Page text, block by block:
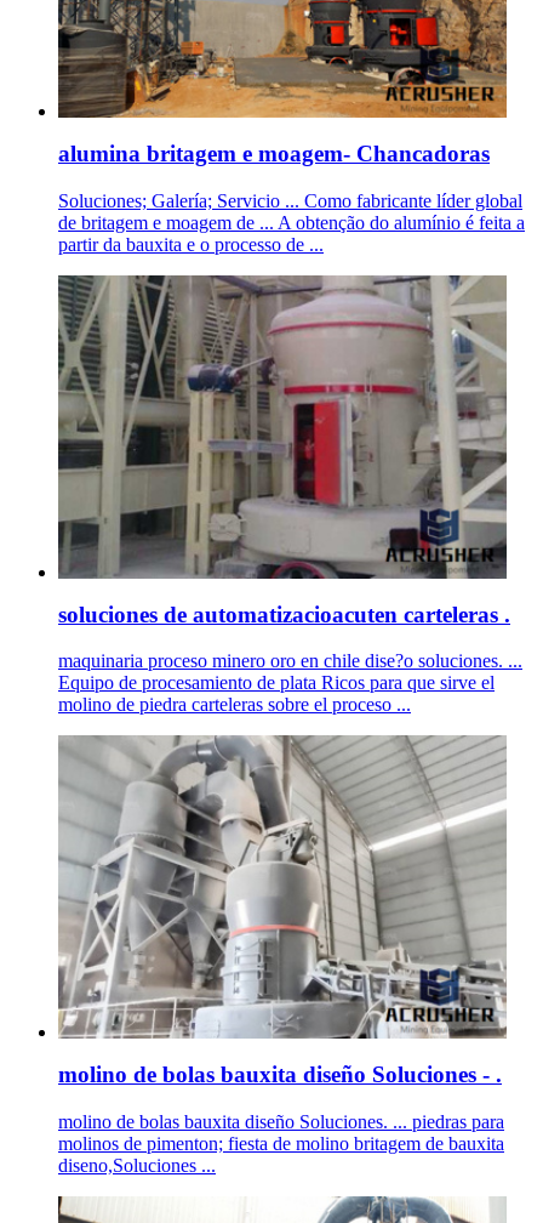
alumina britagem e moagem- Chancadoras
Soluciones; Galería; Servicio ... Como fabricante líder global
de britagem e moagem de ... A obtenção do alumínio é feita a
partir da bauxita e o processo de ...
soluciones de automatizacioacuten carteleras .
maquinaria proceso minero oro en chile dise?o soluciones. ...
Equipo de procesamiento de plata Ricos para que sirve el
molino de piedra carteleras sobre el proceso ...
molino de bolas bauxita diseño Soluciones - .
molino de bolas bauxita diseño Soluciones. ... piedras para
molinos de pimenton; fiesta de molino britagem de bauxita
diseno,Soluciones ...